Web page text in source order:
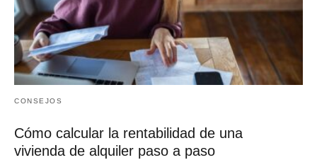
CONSEJOS
Cómo calcular la rentabilidad de una
vivienda de alquiler paso a paso